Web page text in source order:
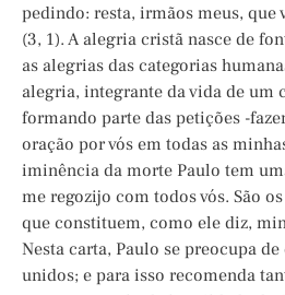
pedindo: resta, irmãos meus, que
(3, 1). A alegria cristã nasce de
as alegrias das categorias
alegria, integrante da vida de um
formando parte das petições -
oração por vós em todas as
iminência da morte Paulo tem
me regozijo com todos vós. São
que constituem, como ele diz,
Nesta carta, Paulo se preocupa
unidos; e para isso recomenda